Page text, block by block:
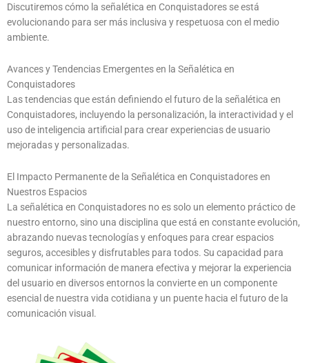
Discutiremos cómo la señalética en Conquistadores se está
evolucionando para ser más inclusiva y respetuosa con el medio
ambiente.
Avances y Tendencias Emergentes en la Señalética en
Conquistadores
Las tendencias que están definiendo el futuro de la señalética en
Conquistadores, incluyendo la personalización, la interactividad y el
uso de inteligencia artificial para crear experiencias de usuario
mejoradas y personalizadas.
El Impacto Permanente de la Señalética en Conquistadores en
Nuestros Espacios
La señalética en Conquistadores no es solo un elemento práctico de
nuestro entorno, sino una disciplina que está en constante evolución,
abrazando nuevas tecnologías y enfoques para crear espacios
seguros, accesibles y disfrutables para todos. Su capacidad para
comunicar información de manera efectiva y mejorar la experiencia
del usuario en diversos entornos la convierte en un componente
esencial de nuestra vida cotidiana y un puente hacia el futuro de la
comunicación visual.